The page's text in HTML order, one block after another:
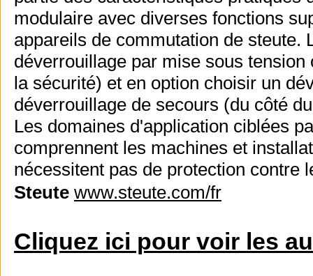
modulaire avec diverses fonctions
appareils de commutation de steute.
déverrouillage par mise sous
la sécurité) et en option choisir un
déverrouillage de secours (du côté
Les domaines d'application ciblées
comprennent les machines et
nécessitent pas de protection contre
Steute www.steute.com/fr
Cliquez ici pour voir les